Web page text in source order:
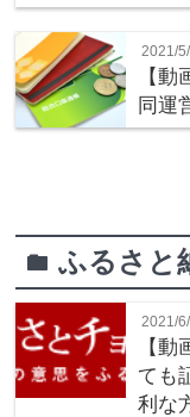
2021/
【
同運
folderふるさと
2021/
【
ても
利な